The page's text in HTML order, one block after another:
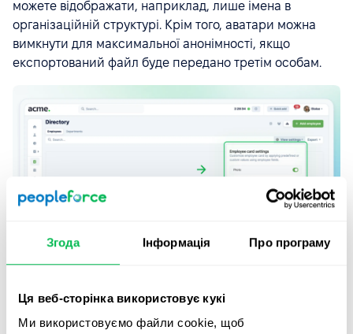
Згода Інформація Про програму
Ця веб-сторінка використовує кукі
Ми використовуємо файли cookie, щоб
можете відображати, наприклад, лише імена в
організаційній структурі. Крім того, аватари можна
вимкнути для максимальної анонімності, якщо
експортований файл буде передано третім особам.
Safe Speak